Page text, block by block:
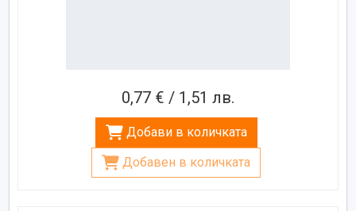
0,77 € / 1,51 лв.
Добави в количката
Добавен в количката